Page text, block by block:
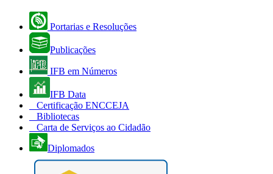
Portarias e Resoluções
Publicações
IFB em Números
IFB Data
Certificação ENCCEJA
Bibliotecas
Carta de Serviços ao Cidadão
Diplomados